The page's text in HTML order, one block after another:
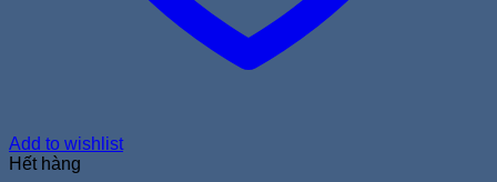
Add to wishlist
Hết hàng